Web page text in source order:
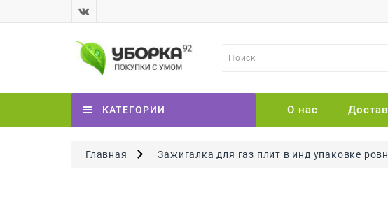
КАТЕГОРИИ О нас
Главная Зажигалка для газ плит в инд упаковке